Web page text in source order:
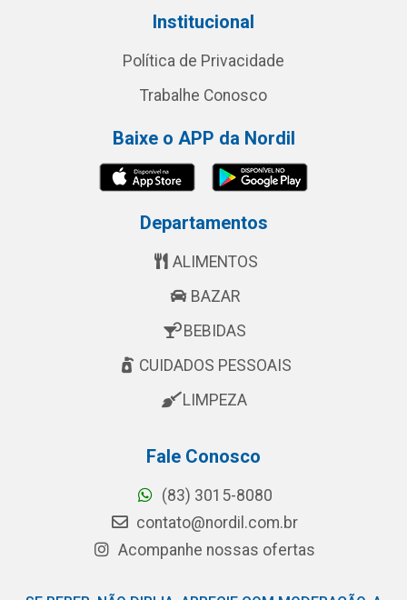
Institucional
Política de Privacidade
Trabalhe Conosco
Baixe o APP da Nordil
Departamentos
ALIMENTOS
BAZAR
BEBIDAS
CUIDADOS PESSOAIS
LIMPEZA
Fale Conosco
(83) 3015-8080
contato@nordil.com.br
Acompanhe nossas ofertas